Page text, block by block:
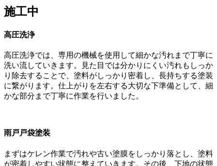
施工中
高圧洗浄
高圧洗浄では、専用の機械を使用して細かな汚れまで丁寧に
洗い流していきます。見た目では分かりにくい汚れもしっか
り除去することで、塗料がしっかり密着し、長持ちする塗装
に繋がります。仕上がりを左右する大切な下準備として、細
かな部分まで丁寧に作業を行いました。
雨戸戸袋塗装
まずはケレン作業で汚れや古い塗膜をしっかり落とし、塗料
が密着しやすい状態に整えていきます。その後、下地の状態